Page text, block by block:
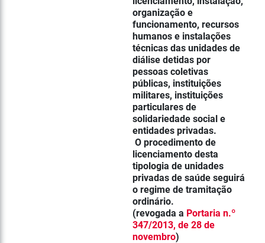
organização e
funcionamento, recursos
humanos e instalações
técnicas das unidades de
diálise detidas por
pessoas coletivas
públicas, instituições
militares, instituições
particulares de
solidariedade social e
entidades privadas.
O procedimento de
licenciamento desta
tipologia de unidades
privadas de saúde seguirá
o regime de tramitação
ordinário.
(revogada a Portaria n.º
347/2013, de 28 de
novembro)